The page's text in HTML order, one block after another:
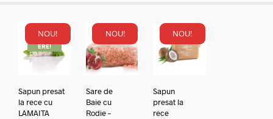
NOU!
REDUC
ERE!
Sapun presat
la rece cu
LAMAITA
NOU!
Sare de
Baie cu
Rodie –
NOU!
Sapun
presat la
rece